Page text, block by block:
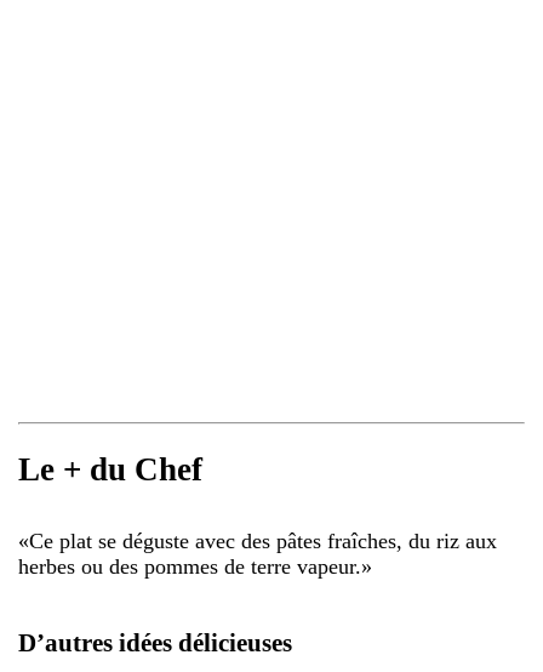
Le + du Chef
«Ce plat se déguste avec des pâtes fraîches, du riz aux
herbes ou des pommes de terre vapeur.»
D’autres idées délicieuses